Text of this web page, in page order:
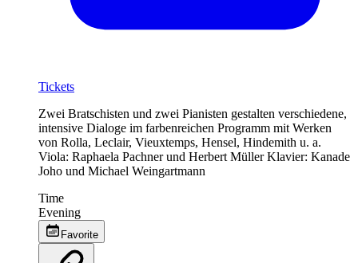
Tickets
Zwei Bratschisten und zwei Pianisten gestalten verschiedene,
intensive Dialoge im farbenreichen Programm mit Werken
von Rolla, Leclair, Vieuxtemps, Hensel, Hindemith u. a.
Viola: Raphaela Pachner und Herbert Müller Klavier: Kanade
Joho und Michael Weingartmann
Time
Evening
Favorite